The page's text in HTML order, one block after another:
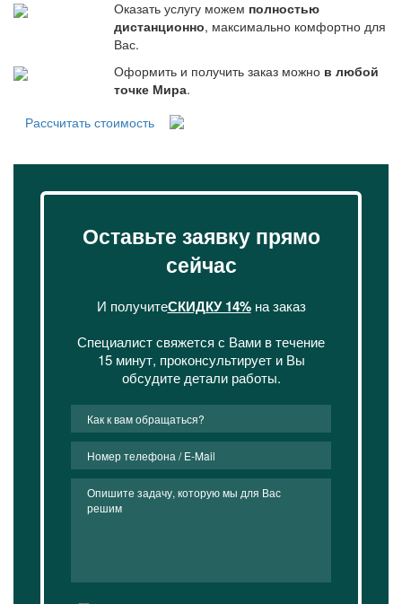
Оказать услугу можем полностью
дистанционно, максимально комфортно для
Вас.
Оформить и получить заказ можно в любой
точке Мира.
Рассчитать стоимость
Оставьте заявку прямо
сейчас
И получитеСКИДКУ 14%на заказ
Специалист свяжется с Вами в течение
15 минут, проконсультирует и Вы
обсудите детали работы.